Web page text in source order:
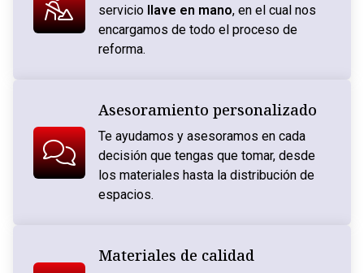
servicio
llave en mano, en el cual nos
encargamos de todo el proceso de
reforma.
Asesoramiento personalizado
Te ayudamos y asesoramos en cada
decisión que tengas que tomar, desde
los materiales hasta la distribución de
espacios.
Materiales de calidad